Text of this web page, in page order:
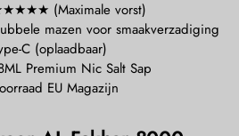
(Maximale vorst)
mazen voor smaakverzadiging
C (oplaadbaar)
Premium Nic Salt Sap
EU Magazijn